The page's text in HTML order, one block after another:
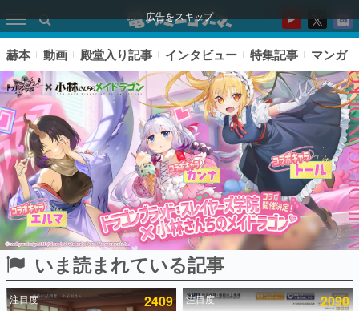
広告をスキップ
ピックアップ
赫本 動画 殿堂入り記事 インタビュー 特集記事 マンガ
いま読まれている記事
注目度 2409 注目度 2090